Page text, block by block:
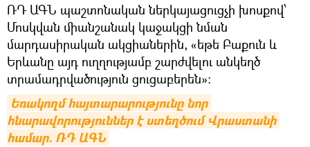
ՌԴ ԱԳՆ պաշտոնական ներկայացուցչի խոսքով՝
Մոսկվան միանշանակ կաջակցի նման
մարդասիրական ակցիաներին, «եթե Բաքուն և
Երևանը այդ ուղղությամբ շարժվելու անկեղծ
տրամադրվածություն ցուցաբերեն»:
Եռակողմ հայտարարությունը նոր
հնարավորություններ է ստեղծում Վրաստանի
համար. ՌԴ ԱԳՆ